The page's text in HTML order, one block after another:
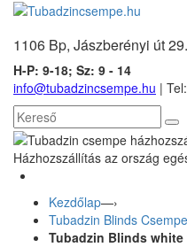
1106 Bp, Jászberényi út 29.
H-P: 9-18; Sz: 9 - 14
info@tubadzincsempe.hu |
Házhozszállítás az ország
Kezdőlap—›
Tubadzin Blinds
Tubadzin Blinds white